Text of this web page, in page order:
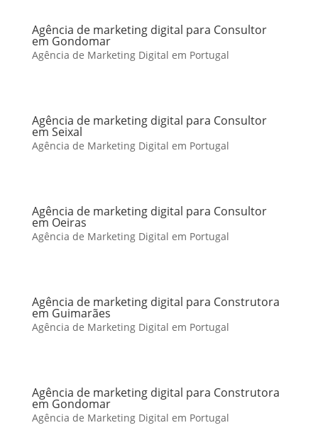
Agência de marketing digital para Consultor
em Gondomar
Agência de Marketing Digital em Portugal
Agência de marketing digital para Consultor
em Seixal
Agência de Marketing Digital em Portugal
Agência de marketing digital para Consultor
em Oeiras
Agência de Marketing Digital em Portugal
Agência de marketing digital para Construtora
em Guimarães
Agência de Marketing Digital em Portugal
Agência de marketing digital para Construtora
em Gondomar
Agência de Marketing Digital em Portugal